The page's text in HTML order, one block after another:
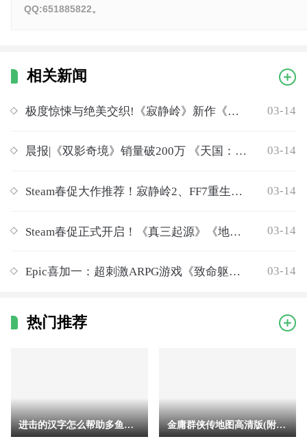
QQ:651885822。
相关新闻
极度惊悚与绝美交织!《寂静岭》新作《寂静岭F》发布最新预告 03-14
晨报|《双影奇境》销量破200万 《天国：拯救2》1.2版更新上线 《赛博朋克2077》Steam新史低 03-14
Steam春促大作推荐！寂静岭2、FF7重生等迎来好价 03-14
Steam春促正式开启！《真三起源》《地平线5》等大作打折 03-14
Epic喜加一：超刺激ARPG游戏《致命躯壳》免费领！ 03-14
热门推荐
进击的汉字怎么帮助多鱼完成挑战 进击的汉字助人为乐帮助多鱼完 金庸群侠传地图高清版(附地点详细坐标)